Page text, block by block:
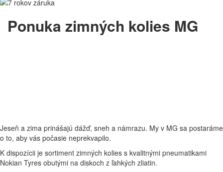
Ponuka zimných kolies MG
Jeseň a zima prinášajú dážď, sneh a námrazu. My v MG sa postaráme
o to, aby vás počasie neprekvapilo.
K dispozícii je sortiment zimných kolies s kvalitnými pneumatikami
Nokian Tyres obutými na diskoch z ľahkých zliatin.